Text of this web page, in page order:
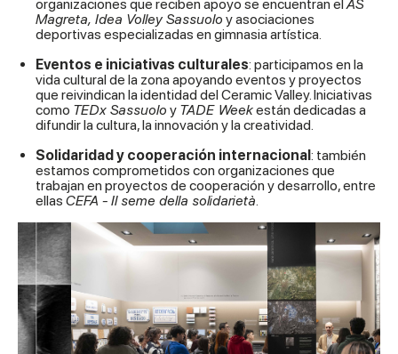
organizaciones que reciben apoyo se encuentran elAS
Magreta, Idea Volley Sassuolo y asociaciones
deportivas especializadas en gimnasia artística.
Eventos e iniciativas culturales: participamos en la
vida cultural de la zona apoyando eventos y proyectos
que reivindican la identidad del Ceramic Valley. Iniciativas
como TEDx Sassuolo y TADE Weekestán dedicadas a
difundir la cultura, la innovación y la creatividad.
Solidaridad y cooperación internacional: también
estamos comprometidos con organizaciones que
trabajan en proyectos de cooperación y desarrollo, entre
ellas CEFA - Il seme della solidarietà.